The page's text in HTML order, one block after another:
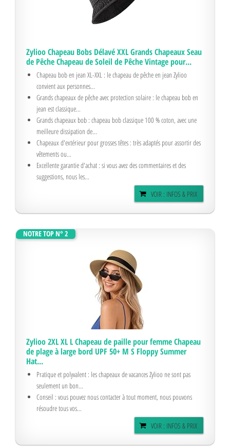
Zylioo Chapeau Bobs Délavé XXL Grands Chapeaux Seau
de Pêche Chapeau de Soleil de Pêche Vintage pour...
Chapeau bob en jean XL-XXL : le chapeau de pêche en jean Zylioo
convient aux personnes...
Grands chapeaux de pêche avec protection solaire : le chapeau bob en
jean est classique...
Grands chapeaux bob : chapeau bob classique 100 % coton, avec une
meilleure dissipation de...
Chapeaux d'extérieur pour grosses têtes : très adaptés pour assortir des
vêtements ou...
Excellente garantie d'achat : si vous avez des commentaires et des
suggestions, nous les...
VOIR : INFOS & PRIX
NOTRE TOP N° 2
Zylioo 2XL XL L Chapeau de paille pour femme Chapeau
de plage à large bord UPF 50+ M S Floppy Summer
Hat...
Pratique et polyvalent : les chapeaux de vacances Zylioo ne sont pas
seulement un bon...
Conseil : vous pouvez nous contacter à tout moment, nous pouvons
résoudre tous vos...
VOIR : INFOS & PRIX